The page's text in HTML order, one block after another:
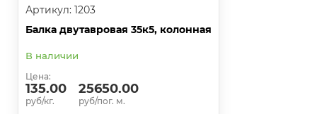
Артикул: 1203
Балка двутавровая 35к5, колонная
В наличии
Цена:
135.00
руб/кг.
25650.00
руб/пог. м.